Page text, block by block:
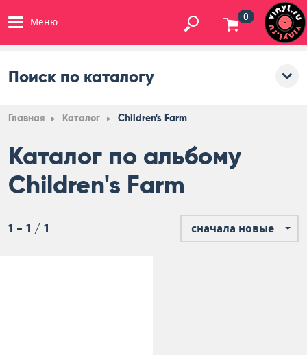
Меню 0
Поиск по каталогу
Главная Каталог Children's Farm
Каталог по альбому
Children's Farm
1 - 1 / 1 сначала новые